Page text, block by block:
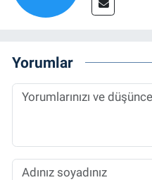
Yorumlar